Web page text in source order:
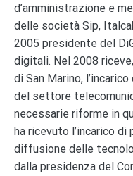
d’amministrazione e
delle società Sip,
2005 presidente del
digitali. Nel 2008
di San Marino,
del settore
necessarie riforme in
ha ricevuto l’incarico di
diffusione delle
dalla presidenza del